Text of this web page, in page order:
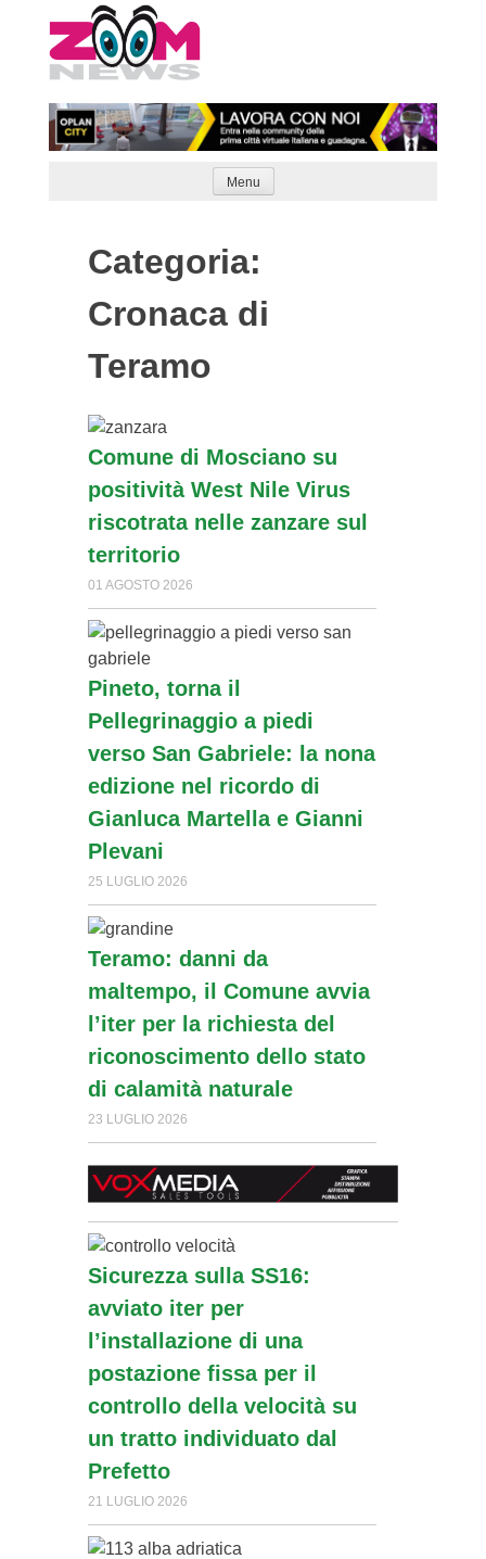
to
content
Menu
Categoria:
Cronaca di
Teramo
Comune di Mosciano su
positività West Nile Virus
riscotrata nelle zanzare sul
territorio
01 AGOSTO 2026
Pineto, torna il
Pellegrinaggio a piedi
verso San Gabriele: la nona
edizione nel ricordo di
Gianluca Martella e Gianni
Plevani
25 LUGLIO 2026
Teramo: danni da
maltempo, il Comune avvia
l’iter per la richiesta del
riconoscimento dello stato
di calamità naturale
23 LUGLIO 2026
Sicurezza sulla SS16:
avviato iter per
l’installazione di una
postazione fissa per il
controllo della velocità su
un tratto individuato dal
Prefetto
21 LUGLIO 2026